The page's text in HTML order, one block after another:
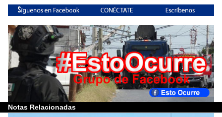
Notas Relacionadas